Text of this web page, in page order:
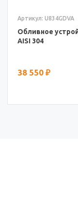
Артикул: U834GDVA
Обливное
AISI 304
38 550 ₽